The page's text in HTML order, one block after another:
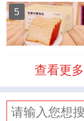
5
查看更多